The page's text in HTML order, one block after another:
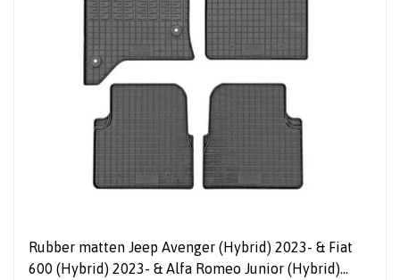
Rubber matten Jeep Avenger (Hybrid) 2023- & Fiat
600 (Hybrid) 2023- & Alfa Romeo Junior (Hybrid)